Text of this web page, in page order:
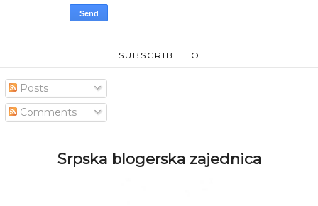
SUBSCRIBE TO
Posts
Comments
Srpska blogerska zajednica